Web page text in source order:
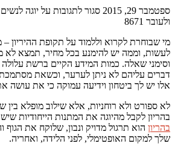
ספטמבר 29, 2015 סגור לתגובות על יוגה
ולעובר
מי שבוחרת לקרוא וללמוד על תקופת ההיריון
לעשות, וממה יש להימנע בכל מחיר, תמצא לא
וסימני שאלה. כמות המידע הקיים ברשת
דברים עליהם לא ניתן לערער, וכשאת מסתמכת
אלו יש לך ביטחון וידיעה עמוקה כי את עושה
לא ספורט ולא רוחניות, אלא שילוב מופלא
בהריון לקבל מהיוגה את המתנות הייחודיות
בהריון הוא תרגול מדויק ונבון, שלוקח את
שלך למקום האופטימלי, לפני הלידה, ואחריה.